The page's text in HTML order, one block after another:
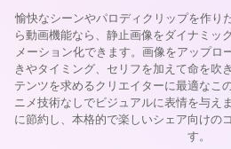
愉快なシーンやパロディクリップを作り
ら動画機能なら、静止画像をダイナミッ
メーション化できます。画像をアップロ
きやタイミング、セリフを加えて命を吹
テンツを求めるクリエイターに最適なこ
ニメ技術なしでビジュアルに表情を与え
に節約し、本格的で楽しいシェア向けの
す。